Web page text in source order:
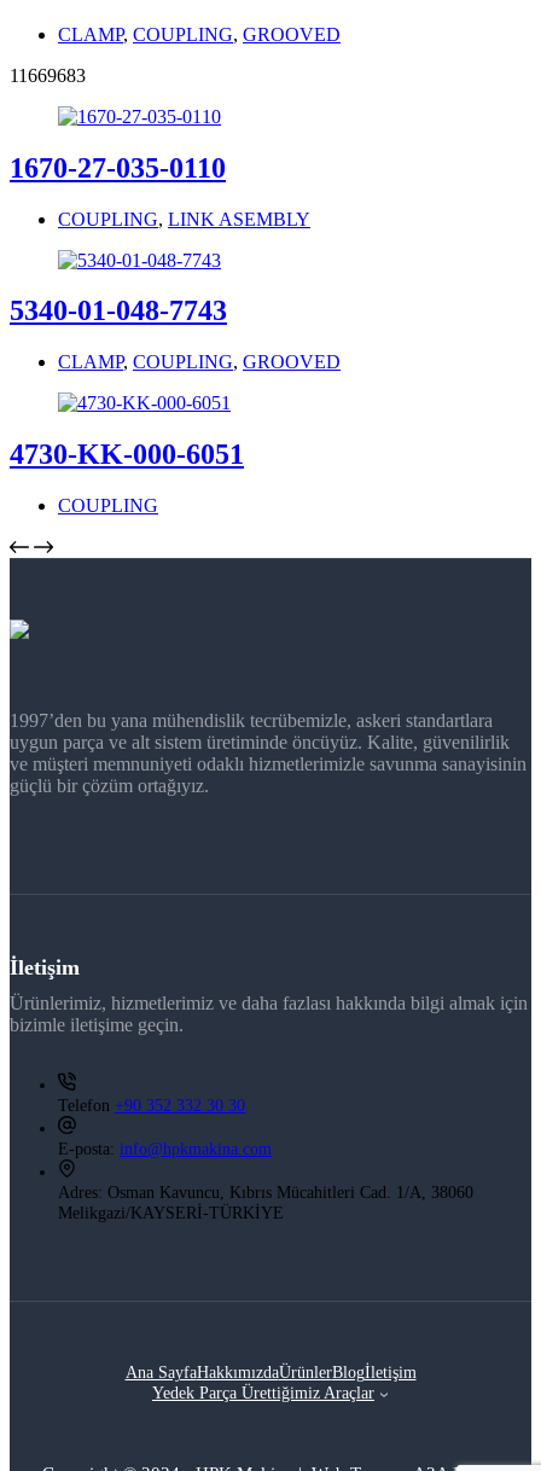
CLAMP, COUPLING, GROOVED
11669683
1670-27-035-0110
COUPLING, LINK ASEMBLY
5340-01-048-7743
CLAMP, COUPLING, GROOVED
4730-KK-000-6051
COUPLING
1997’den bu yana mühendislik tecrübemizle, askeri standartlara
uygun parça ve alt sistem üretiminde öncüyüz. Kalite, güvenilirlik
ve müşteri memnuniyeti odaklı hizmetlerimizle savunma sanayisinin
güçlü bir çözüm ortağıyız.
İletişim
Ürünlerimiz, hizmetlerimiz ve daha fazlası hakkında bilgi almak için
bizimle iletişime geçin.
Telefon +90 352 332 30 30
E-posta: info@hpkmakina.com
Adres: Osman Kavuncu, Kıbrıs Mücahitleri Cad. 1/A, 38060
Melikgazi/KAYSERİ-TÜRKİYE
Ana SayfaHakkımızdaÜrünlerBlogİletişim
Yedek Parça Ürettiğimiz Araçlar